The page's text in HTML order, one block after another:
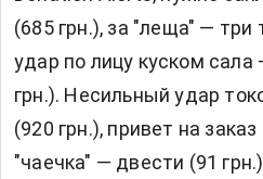
(685 грн.), за "леща" — три
удар по лицу куском сала
грн.). Несильный удар
(920 грн.), привет на
"чаечка" — двести (91